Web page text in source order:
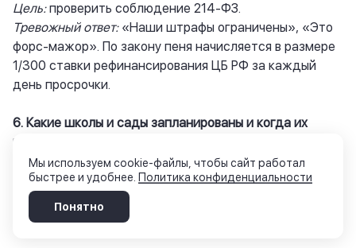
Цель:проверить соблюдение 214-ФЗ.
Тревожный ответ:«Наши штрафы ограничены», «Это
форс-мажор». По закону пеня начисляется в размере
1/300 ставки рефинансирования ЦБ РФ за каждый
день просрочки.
6. Какие школы и сады запланированы и когда их
введут?
Цель: избежать инфраструктурной изоляции.
Тревожный ответ:«Школу построит муниципалитет,
мы за это не отвечаем». В хорошем ответе менеджер
показывает ГПЗУ со сроками социальной застройки.
Мы используем cookie-файлы, чтобы сайт работал
быстрее и удобнее. Политика конфиденциальности
Понятно